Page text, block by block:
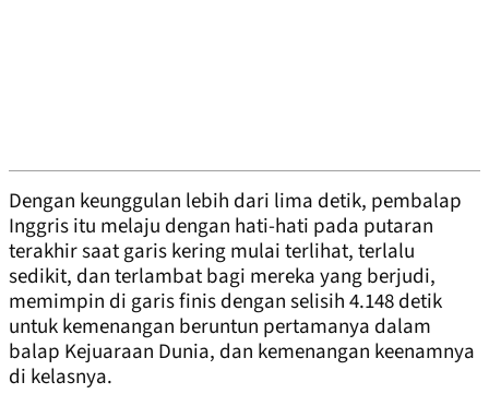
Dengan keunggulan lebih dari lima detik, pembalap
Inggris itu melaju dengan hati-hati pada putaran
terakhir saat garis kering mulai terlihat, terlalu
sedikit, dan terlambat bagi mereka yang berjudi,
memimpin di garis finis dengan selisih 4.148 detik
untuk kemenangan beruntun pertamanya dalam
balap Kejuaraan Dunia, dan kemenangan keenamnya
di kelasnya.